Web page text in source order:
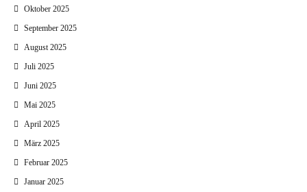
Oktober 2025
September 2025
August 2025
Juli 2025
Juni 2025
Mai 2025
April 2025
März 2025
Februar 2025
Januar 2025